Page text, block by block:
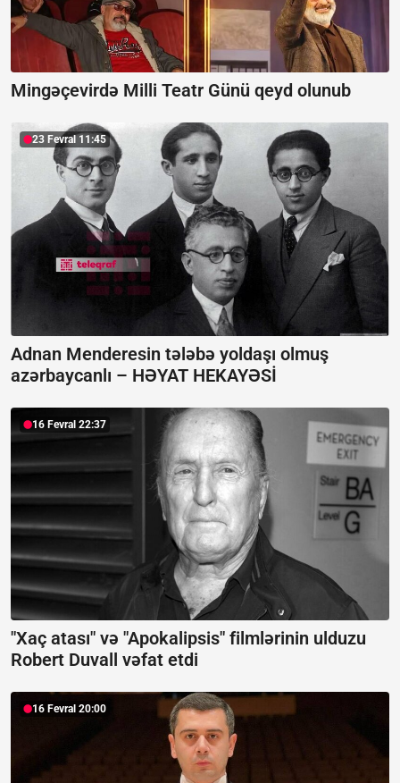
Mingəçevirdə Milli Teatr Günü qeyd olunub
23 Fevral 11:45
Adnan Menderesin tələbə yoldaşı olmuş
azərbaycanlı – HƏYAT HEKAYƏSİ
16 Fevral 22:37
"Xaç atası" və "Apokalipsis" filmlərinin ulduzu
Robert Duvall vəfat etdi
16 Fevral 20:00